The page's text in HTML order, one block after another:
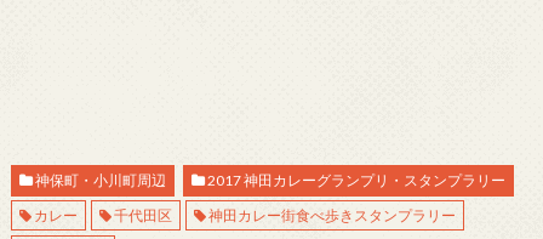
神保町・小川町周辺
2017 神田カレーグランプリ・スタンプラリー
カレー
千代田区
神田カレー街食べ歩きスタンプラリー